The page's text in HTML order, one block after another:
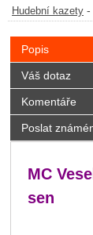
Hudební kazety -
Popis
Váš dotaz
Komentáře
Poslat
MC
sen